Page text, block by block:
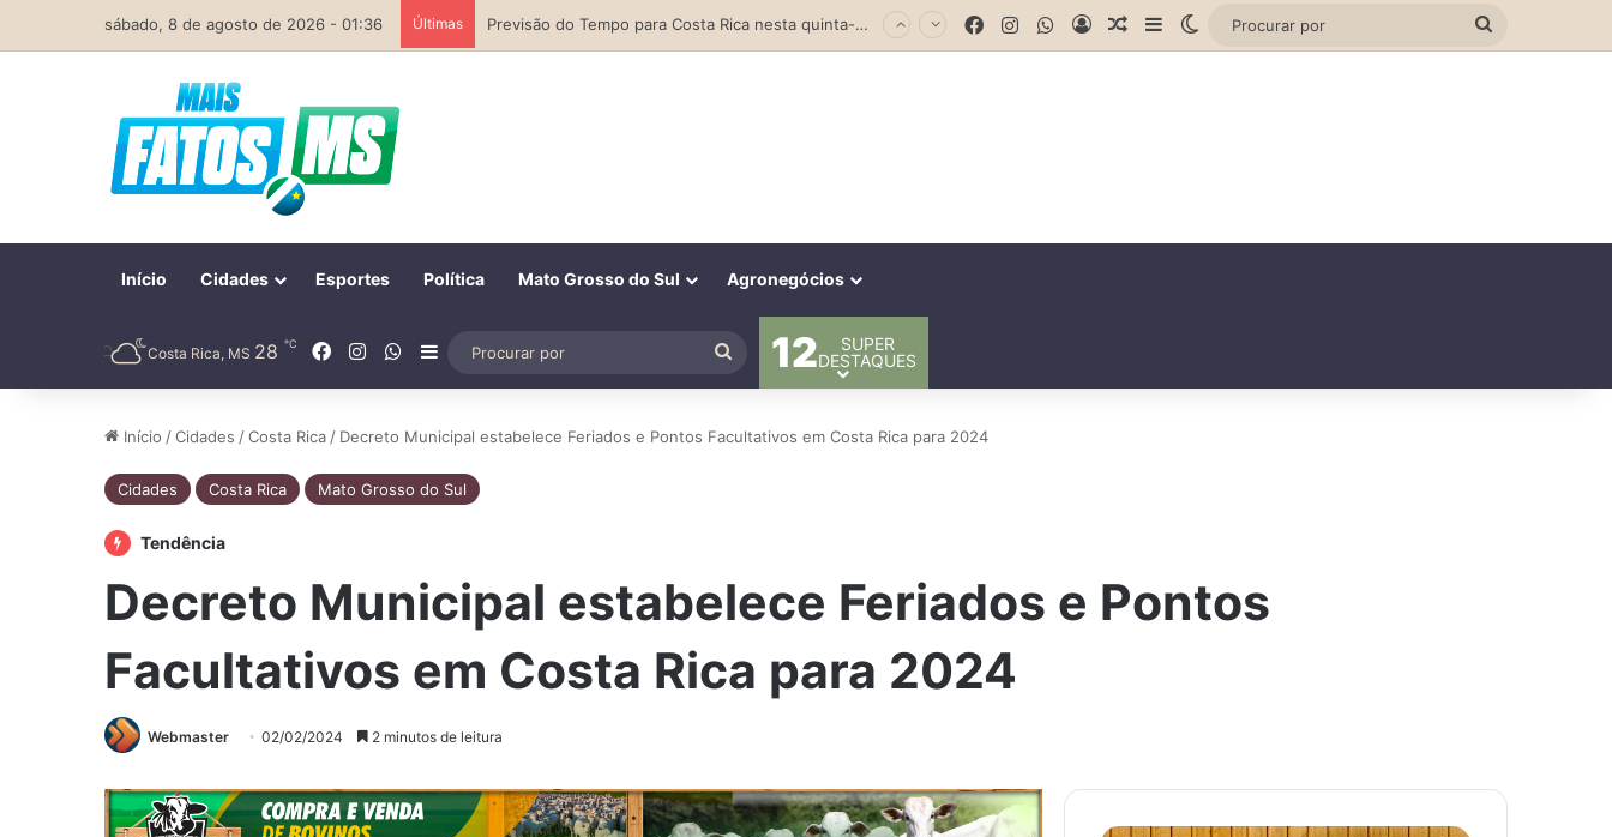
sábado, 8 de agosto de 2026 - 01:36 Últimas Previsão do Tempo para Costa Rica nesta quinta-feira (6) Facebook
InstagramWhatsApp
EntrarArtigo aleatório
Barra Lateral
Switch skin
Início Cidades Esportes Política Mato Grosso do Sul Agronegócios
Costa Rica, MS 28 ℃ Facebook
InstagramWhatsApp
Barra Lateral
Procurar
por
12
SUPER
DESTAQUES
Início /Cidades /Costa Rica / Decreto Municipal estabelece Feriados e Pontos Facultativos em Costa Rica para 2024
Cidades Costa Rica Mato Grosso do Sul
Tendência
Decreto Municipal estabelece Feriados e Pontos
Facultativos em Costa Rica para 2024
Webmaster 02/02/2024 2 minutos de leitura